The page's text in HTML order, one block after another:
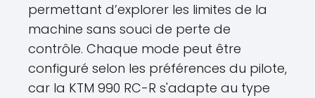
permettant d’explorer les limites de la
machine sans souci de perte de
contrôle. Chaque mode peut être
configuré selon les préférences du pilote,
car la KTM 990 RC-R s'adapte au type